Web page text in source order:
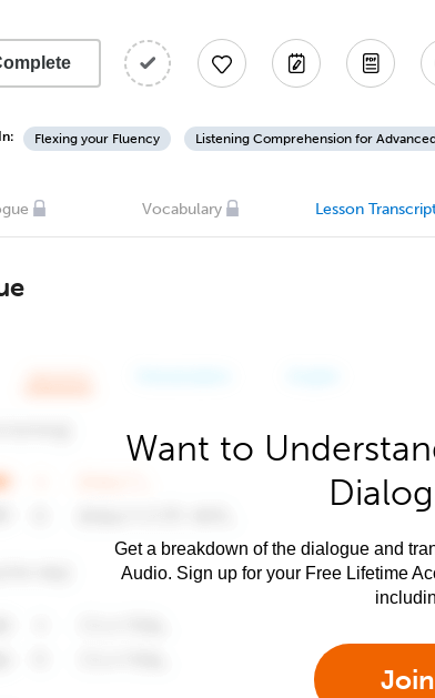
Flexing your Fluency Listening Comprehension for
Vocabulary Lesson
Want to
Get a breakdown of the dialogue and
Audio. Sign up for your Free Lifetime